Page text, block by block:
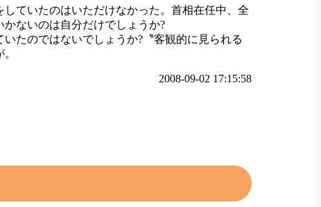
ていたのはいただけなかった。首相在任中、全
ないのは自分だけでしょうか?
たのではないでしょうか?〝客観的に見られる
2008-09-02 17:15:58